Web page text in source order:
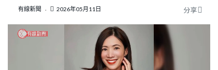
有線新聞 2026年05月11日 分享